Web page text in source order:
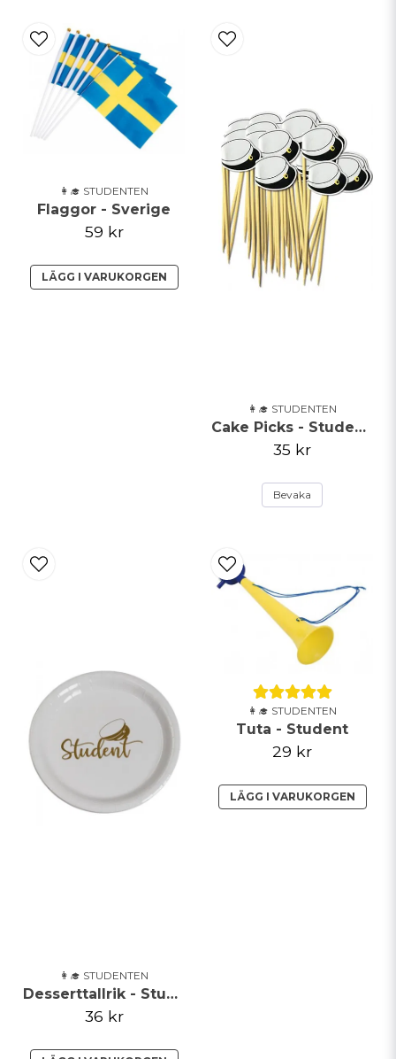
👩‍🎓 STUDENTEN
Flaggor - Sverige
59 kr
LÄGG I VARUKORGEN
👩‍🎓 STUDENTEN
Cake Picks - Studentmössa
35 kr
Bevaka
👩‍🎓 STUDENTEN
Desserttallrik - Student
36 kr
👩‍🎓 STUDENTEN
Tuta - Student
29 kr
LÄGG I VARUKORGEN
Ja, ni får publicera min fråga
Skicka fråga